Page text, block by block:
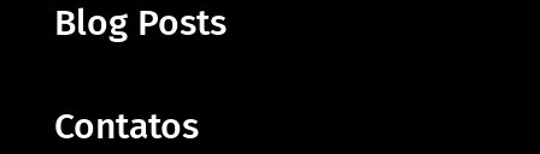
Blog Posts
Contatos